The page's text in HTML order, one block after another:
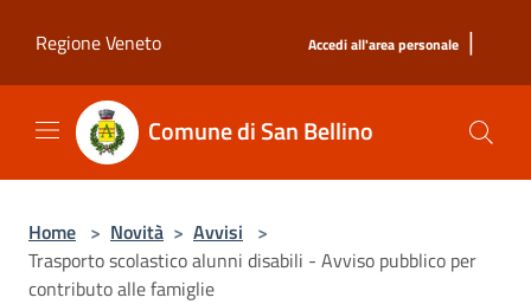
Regione Veneto
Accedi all'area personale |
Comune di San Bellino
Home > Novità > Avvisi >
Trasporto scolastico alunni disabili - Avviso pubblico per
contributo alle famiglie